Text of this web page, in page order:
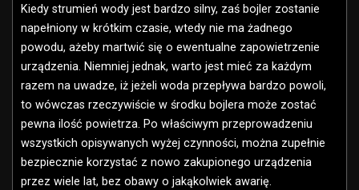
Kiedy strumień wody jest bardzo silny, zaś bojler zostanie
napełniony w krótkim czasie, wtedy nie ma żadnego
powodu, ażeby martwić się o ewentualne zapowietrzenie
urządzenia. Niemniej jednak, warto jest mieć za każdym
razem na uwadze, iż jeżeli woda przepływa bardzo powoli,
to wówczas rzeczywiście w środku bojlera może zostać
pewna ilość powietrza. Po właściwym przeprowadzeniu
wszystkich opisywanych wyżej czynności, można zupełnie
bezpiecznie korzystać z nowo zakupionego urządzenia
przez wiele lat, bez obawy o jakąkolwiek awarię.